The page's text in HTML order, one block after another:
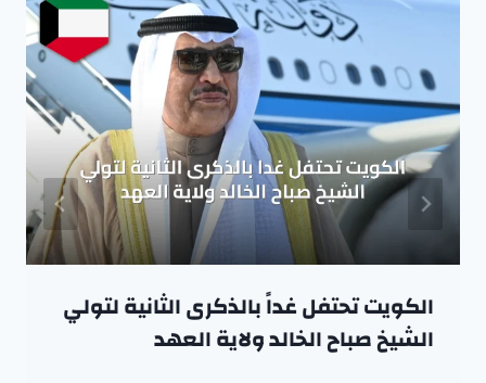
الكويت تحتفل غداً بالذكرى الثانية لتولي
الشيخ صباح الخالد ولاية العهد